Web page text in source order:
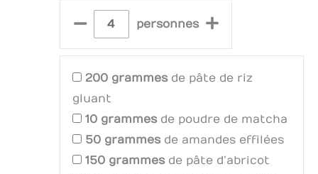
– personnes +
200 grammesde pâte de riz
gluant
10 grammesde poudre de matcha
50 grammesde amandes effilées
150 grammesde pâte d’abricot